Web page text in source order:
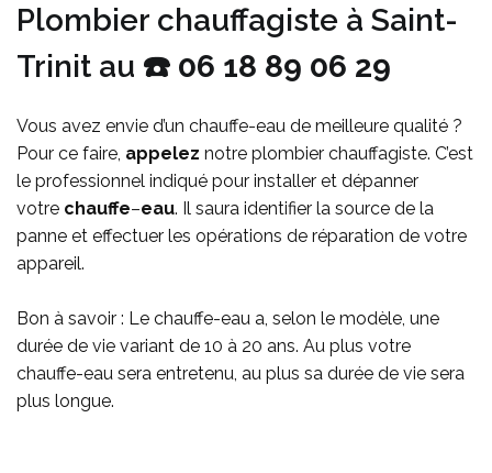
Plombier chauffagiste à Saint-
Trinit au ☎️ 06 18 89 06 29
Vous avez envie d’un chauffe-eau de meilleure qualité ?
Pour ce faire appelez notre plombier chauffagiste. C’est
le professionnel indiqué pour installer et dépanner
votre chauffe–eau. Il saura identifier la source de la
panne et effectuer les opérations de réparation de votre
appareil.
Bon à savoir : Le chauffe-eau a, selon le modèle, une
durée de vie variant de 10 à 20 ans. Au plus votre
chauffe-eau sera entretenu, au plus sa durée de vie sera
plus longue.